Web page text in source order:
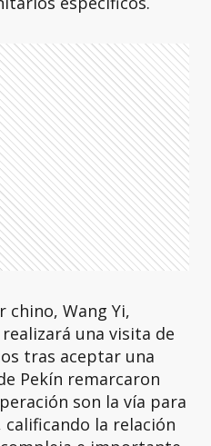
chino, Wang Yi,
una visita de
tras aceptar una
Pekín remarcaron
son la vía para
la relación